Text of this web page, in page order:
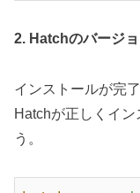
2. Hatchのバージ
インストールが完
Hatchが正しくイ
う。